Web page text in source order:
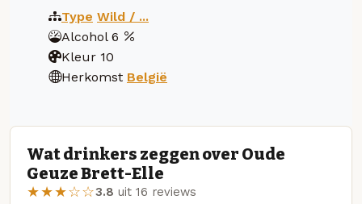
Type Wild / ...
Alcohol 6
Kleur 10
Herkomst België
Wat drinkers zeggen over Oude
Geuze Brett-Elle
★★★☆☆3.8 uit 16 reviews